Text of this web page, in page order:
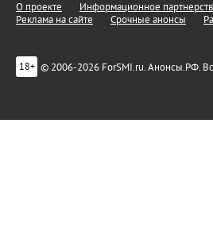
О проекте Информационное
Реклама на сайте
Срочные анонсы
18+ © 2006-2026 ForSMI.ru. Анонсы.РФ.